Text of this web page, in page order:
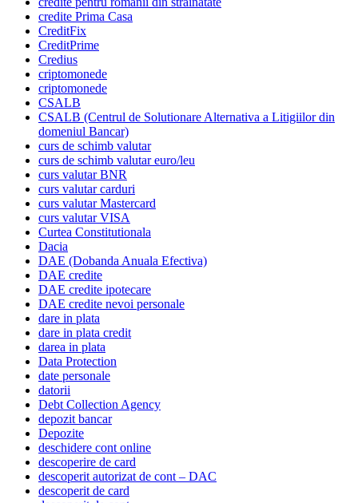
credite Prima Casa
CreditFix
CreditPrime
Credius
criptomonede
criptomonede
CSALB
CSALB (Centrul de Solutionare Alternativa a Litigiilor din
domeniul Bancar)
curs de schimb valutar
curs de schimb valutar euro/leu
curs valutar BNR
curs valutar carduri
curs valutar Mastercard
curs valutar VISA
Curtea Constitutionala
Dacia
DAE (Dobanda Anuala Efectiva)
DAE credite
DAE credite ipotecare
DAE credite nevoi personale
dare in plata
dare in plata credit
darea in plata
Data Protection
date personale
datorii
Debt Collection Agency
depozit bancar
Depozite
deschidere cont online
descoperire de card
descoperit autorizat de cont – DAC
descoperit de card